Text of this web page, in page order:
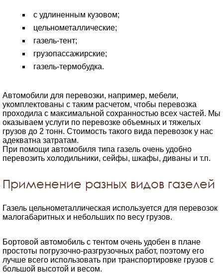
с удлиненным кузовом;
цельнометаллические;
газель-тент;
грузопассажирские;
газель-термобудка.
Автомобили для перевозки, например, мебели,
укомплектованы с таким расчетом, чтобы перевозка
проходила с максимальной сохранностью всех частей. Мы
оказываем услуги по перевозке объемных и тяжелых
грузов до 2 тонн. Стоимость такого вида перевозок у нас
адекватна затратам.
При помощи автомобиля типа газель очень удобно
перевозить холодильники, сейфы, шкафы, диваны и т.п.
Применение разных видов газелей
Газель цельнометаллическая используется для перевозок
малогабаритных и небольших по весу грузов.
Бортовой автомобиль с тентом очень удобен в плане
простоты погрузочно-разгрузочных работ, поэтому его
лучше всего использовать при транспортировке грузов с
большой высотой и весом.